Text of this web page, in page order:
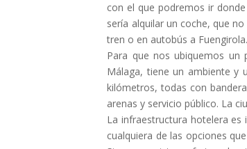
con el que podremos ir
sería alquilar un coche, que
tren o en autobús a Fuengirola.
Para que nos ubiquemos un
Málaga, tiene un ambiente y
kilómetros, todas con
arenas y servicio público. La
La infraestructura hotelera
cualquiera de las opciones